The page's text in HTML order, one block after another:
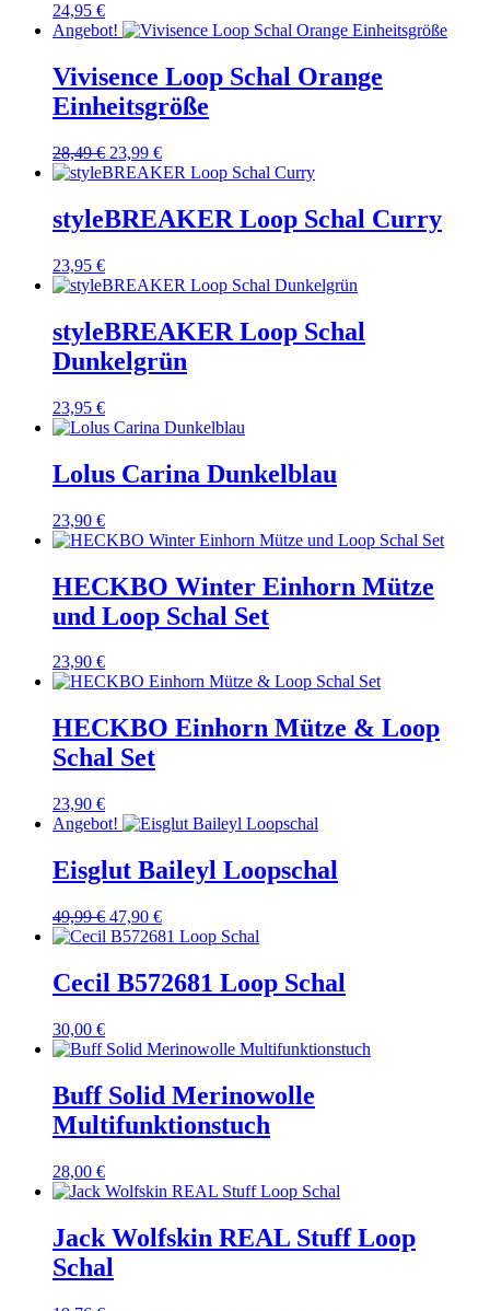
24,95 €
Angebot!
Vivisence Loop Schal Orange
Einheitsgröße
28,49€ Ursprünglicher
Preis
28,49 €
23,99 €Aktueller
Preis
23,99 €.
styleBREAKER Loop Schal Curry
23,95 €
styleBREAKER Loop Schal
Dunkelgrün
23,95 €
Lolus Carina Dunkelblau
23,90 €
HECKBO Winter Einhorn Mütze
und Loop Schal Set
23,90 €
HECKBO Einhorn Mütze & Loop
Schal Set
23,90 €
Angebot!
Eisglut Baileyl Loopschal
49,99€ Ursprünglicher
Preis
49,99 €
47,90 €Aktueller
Preis
47,90 €.
Cecil B572681 Loop Schal
30,00 €
Buff Solid Merinowolle
Multifunktionstuch
28,00 €
Jack Wolfskin REAL Stuff Loop
Schal